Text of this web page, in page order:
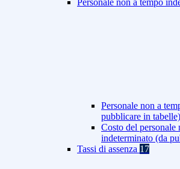
Personale non a tempo
Personale non a
pubblicare in tabelle)
Costo del personale
indeterminato (da
Tassi di assenza 17